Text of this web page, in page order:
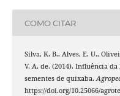
COMO CITAR
Silva, K. B., Alves, E. U.,
V. A. de. (2014). Influência
sementes de quixaba.
https://doi.org/10.25066/